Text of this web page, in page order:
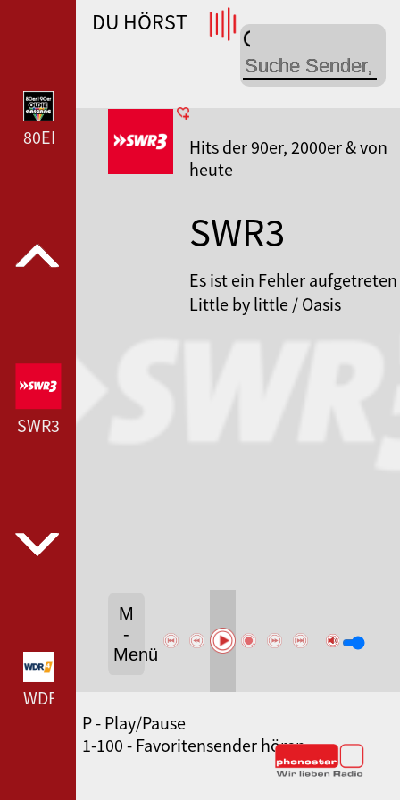
DEUTSCHLANDFUNK --- DEUTSCHLANDFUNK ---
80ER 90ER OLDIE ANTENNE --- 80ER 90ER OLDIE
SWR3
WDR 4 --- WDR 4 ---
BR-KLASSIK --- BR-KLASSIK ---
DU HÖRST
Hits der 90er, 2000er & von
heute
SWR3
Es ist ein Fehler aufgetreten
Little by little / Oasis
M
-
Menü
P - Play/Pause
1-100 - Favoritensender hören